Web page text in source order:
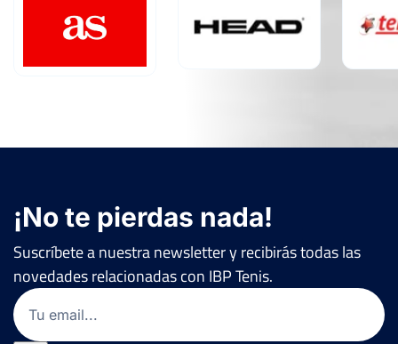
¡No te pierdas nada!
Suscríbete a nuestra newsletter y recibirás todas las
novedades relacionadas con IBP Tenis.
Email